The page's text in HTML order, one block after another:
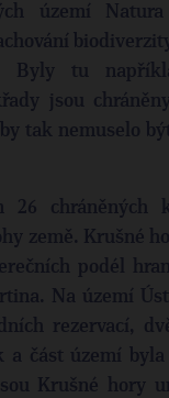
území
Byly tu
jsou
by tak nemuselo
26 chráněných
země. Krušné
podél
Na území
rezervací,
část území byla
Krušné hory